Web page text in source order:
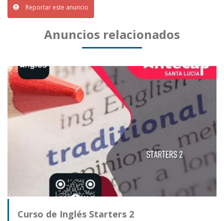
Reportar este anuncio
Anuncios relacionados
Curso de Inglés Starters 2